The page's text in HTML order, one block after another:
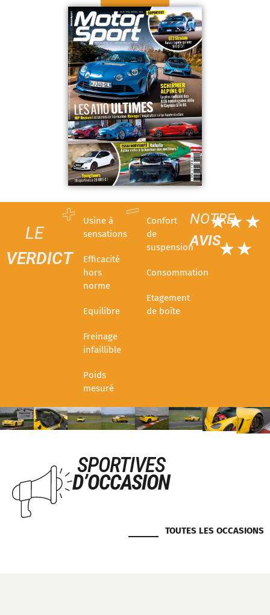
LE
VERDICT
Usine à
sensations
Efficacité
hors
norme
Equilibre
Freinage
infaillible
Poids
mesuré
Confort
de
suspension
Consommation
Etagement
de boîte
NOTRE
AVIS
☆☆☆
☆☆
SPORTIVES
D’OCCASION
TOUTES LES OCCASIONS